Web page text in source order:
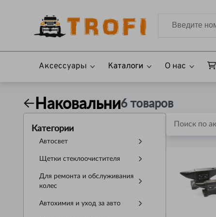
Аксессуары Каталоги О нас
Наковальни6 товаров
Категории
Автосвет
Щетки стеклоочистителя
Для ремонта и обслуживания
колес
Автохимия и уход за авто